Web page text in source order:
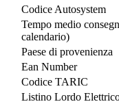
Codice Autosystem
Tempo medio
calendario)
Paese di provenienza
Ean Number
Codice TARIC
Listino Lordo